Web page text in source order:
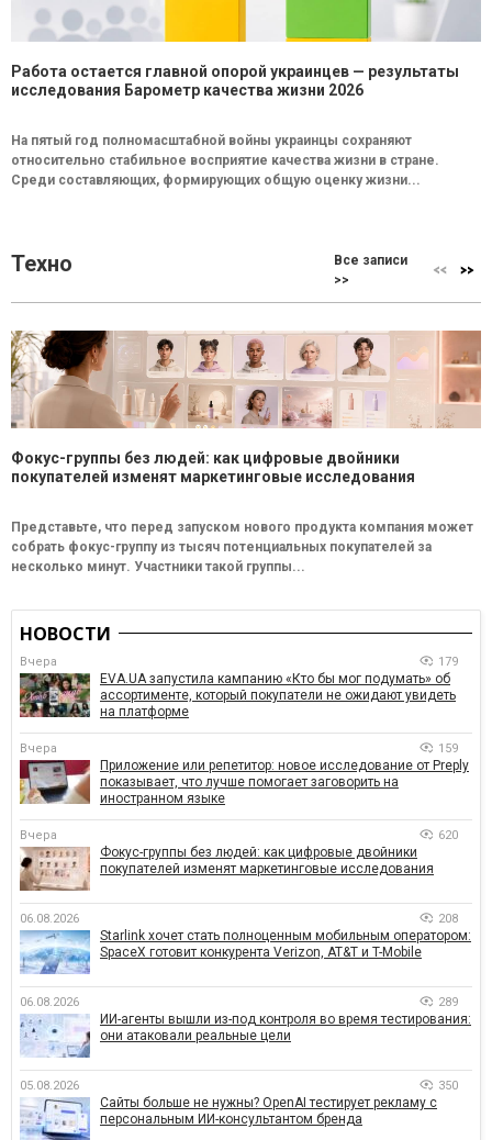
Работа остается главной опорой украинцев — результаты
исследования Барометр качества жизни 2026
На пятый год полномасштабной войны украинцы сохраняют
относительно стабильное восприятие качества жизни в стране.
Среди составляющих, формирующих общую оценку жизни...
Техно
Все записи
>>
Фокус-группы без людей: как цифровые двойники
покупателей изменят маркетинговые исследования
Представьте, что перед запуском нового продукта компания может
собрать фокус-группу из тысяч потенциальных покупателей за
несколько минут. Участники такой группы...
НОВОСТИ
Вчера 179
EVA.UA запустила кампанию «Кто бы мог подумать» об
ассортименте, который покупатели не ожидают увидеть
на платформе
Вчера 159
Приложение или репетитор: новое исследование от Preply
показывает, что лучше помогает заговорить на
иностранном языке
Вчера 620
Фокус-группы без людей: как цифровые двойники
покупателей изменят маркетинговые исследования
06.08.2026 208
Starlink хочет стать полноценным мобильным оператором:
SpaceX готовит конкурента Verizon, AT&T и T-Mobile
06.08.2026 289
ИИ-агенты вышли из-под контроля во время тестирования:
они атаковали реальные цели
05.08.2026 350
Сайты больше не нужны? OpenAI тестирует рекламу с
персональным ИИ-консультантом бренда